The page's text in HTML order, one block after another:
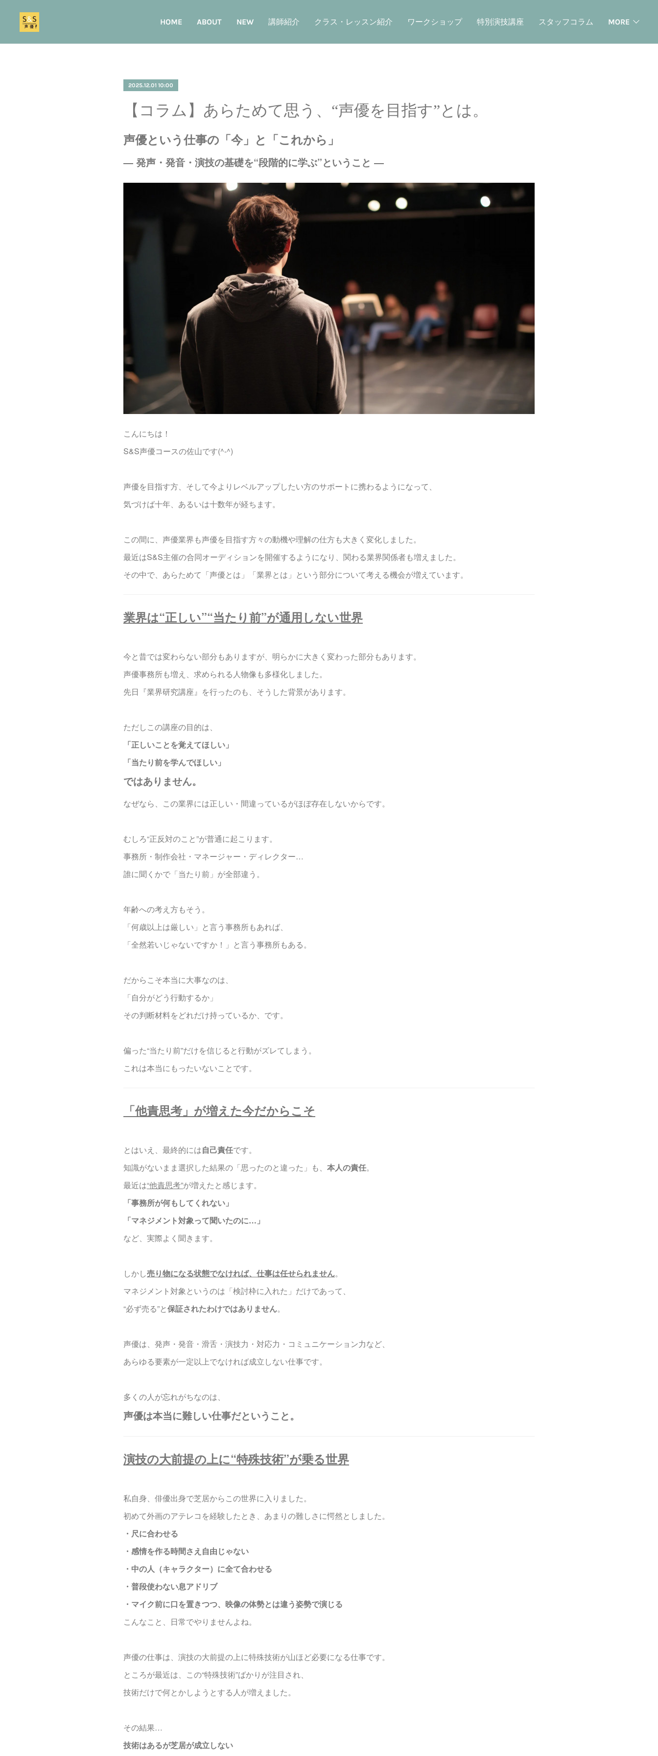
HOME ABOUT NEW 講師紹介 クラス・レッスン紹介 ワークショップ 特別演技講座 スタッフコラム MORE
2025.12.01 10:00
【コラム】あらためて思う、“声優を目指す”とは。
声優という仕事の「今」と「これから」
― 発声・発音・演技の基礎を“段階的に学ぶ”ということ ―
こんにちは！
S&S声優コースの佐山です(^-^)
声優を目指す方、そして今よりレベルアップしたい方のサポートに携わるようになって、
気づけば十年、あるいは十数年が経ちます。
この間に、声優業界も声優を目指す方々の動機や理解の仕方も大きく変化しました。
最近はS&S主催の合同オーディションを開催するようになり、関わる業界関係者も増えました。
その中で、あらためて「声優とは」「業界とは」という部分について考える機会が増えています。
業界は“正しい”“当たり前”が通用しない世界
今と昔では変わらない部分もありますが、明らかに大きく変わった部分もあります。
声優事務所も増え、求められる人物像も多様化しました。
先日『業界研究講座』を行ったのも、そうした背景があります。
ただしこの講座の目的は、
「正しいことを覚えてほしい」
「当たり前を学んでほしい」
ではありません。
なぜなら、この業界には正しい・間違っているがほぼ存在しないからです。
むしろ“正反対のこと”が普通に起こります。
事務所・制作会社・マネージャー・ディレクター…
誰に聞くかで「当たり前」が全部違う。
年齢への考え方もそう。
「何歳以上は厳しい」と言う事務所もあれば、
「全然若いじゃないですか！」と言う事務所もある。
だからこそ本当に大事なのは、
「自分がどう行動するか」
その判断材料をどれだけ持っているか、です。
偏った“当たり前”だけを信じると行動がズレてしまう。
これは本当にもったいないことです。
「他責思考」が増えた今だからこそ
とはいえ、最終的には自己責任です。
知識がないまま選択した結果の「思ったのと違った」も、 本人の責任。
最近は“他責思考”が増えたと感じます。
「事務所が何もしてくれない」
「マネジメント対象って聞いたのに…」
など、実際よく聞きます。
しかし売り物になる状態でなければ、仕事は任せられません。
マネジメント対象というのは「検討枠に入れた」だけであって、
“必ず売る”と保証されたわけではありません。
声優は、発声・発音・滑舌・演技力・対応力・コミュニケーション力など、
あらゆる要素が一定以上でなければ成立しない仕事です。
多くの人が忘れがちなのは、
声優は本当に難しい仕事だということ。
演技の大前提の上に“特殊技術”が乗る世界
私自身、俳優出身で芝居からこの世界に入りました。
初めて外画のアテレコを経験したとき、あまりの難しさに愕然としました。
・尺に合わせる
・感情を作る時間さえ自由じゃない
・中の人（キャラクター）に全て合わせる
・普段使わない息アドリブ
・マイク前に口を置きつつ、映像の体勢とは違う姿勢で演じる
こんなこと、日常でやりませんよね。
声優の仕事は、演技の大前提の上に特殊技術が山ほど必要になる仕事です。
ところが最近は、この“特殊技術”ばかりが注目され、
技術だけで何とかしようとする人が増えました。
その結果…
技術はあるが芝居が成立しない